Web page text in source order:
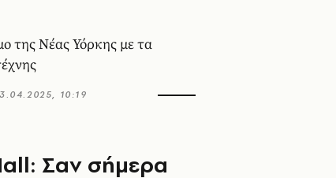
της Νέας Υόρκης με τα
10:19
Σαν σήμερα